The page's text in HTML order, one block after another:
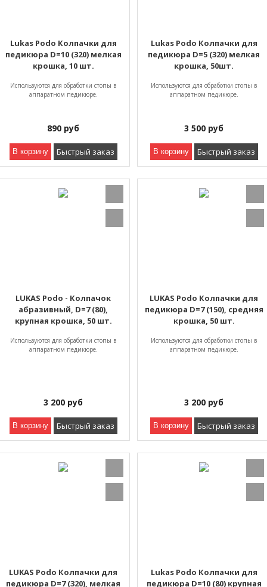
Lukas Podo Колпачки для
педикюра D=10 (320) мелкая
крошка, 10 шт.
Используются для обработки стопы в
аппаратном педикюре.
890 руб
В корзину Быстрый заказ
Lukas Podo Колпачки для
педикюра D=5 (320) мелкая
крошка, 50шт.
Используются для обработки стопы в
аппаратном педикюре.
3 500 руб
В корзину Быстрый заказ
LUKAS Podo - Колпачок
абразивный, D=7 (80),
крупная крошка, 50 шт.
Используются для обработки стопы в
аппаратном педикюре.
3 200 руб
В корзину Быстрый заказ
LUKAS Podo Колпачки для
педикюра D=7 (150), средняя
крошка, 50 шт.
Используются для обработки стопы в
аппаратном педикюре.
3 200 руб
В корзину Быстрый заказ
LUKAS Podo Колпачки для
педикюра D=7 (320), мелкая
Lukas Podo Колпачки для
педикюра D=10 (80) крупная